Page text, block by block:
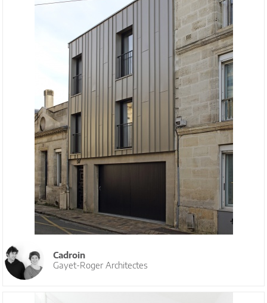
Cadroin
Gayet-Roger Architectes